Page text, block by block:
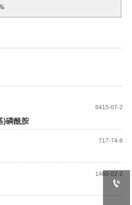
)磷酰胺
6415-07-2
717-74-8
1460-02-2
